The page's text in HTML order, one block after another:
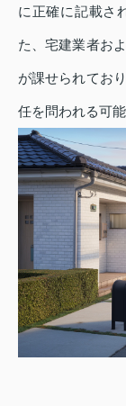
に正確に記載さ
た、宅建業者お
が課せられてお
任を問われる可